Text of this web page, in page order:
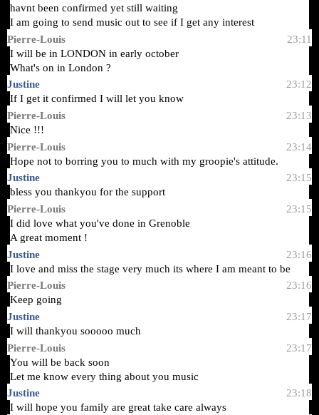
havnt been confirmed yet still waiting
I am going to send music out to see if I get any interest
23:11
Pierre-Louis
I will be in LONDON in early october
What's on in London ?
23:12
Justine
If I get it confirmed I will let you know
23:13
Pierre-Louis
Nice !!!
23:14
Pierre-Louis
Hope not to borring you to much with my groopie's attitude.
23:15
Justine
bless you thankyou for the support
23:15
Pierre-Louis
I did love what you've done in Grenoble
A great moment !
23:16
Justine
I love and miss the stage very much its where I am meant to be
23:16
Pierre-Louis
Keep going
23:17
Justine
I will thankyou sooooo much
23:17
Pierre-Louis
You will be back soon
Let me know every thing about you music
23:18
Justine
I will hope you family are great take care always